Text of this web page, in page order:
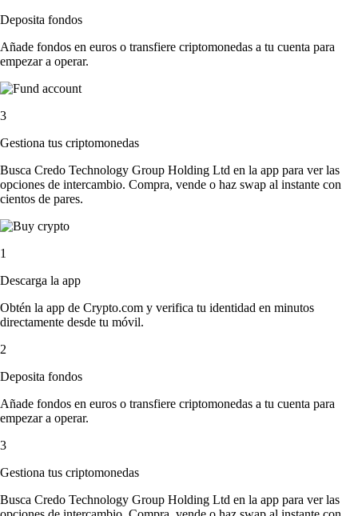
Deposita fondos
Añade fondos en euros o transfiere criptomonedas a tu cuenta para
empezar a operar.
3
Gestiona tus criptomonedas
Busca Credo Technology Group Holding Ltd en la app para ver las
opciones de intercambio. Compra, vende o haz swap al instante con
cientos de pares.
1
Descarga la app
Obtén la app de Crypto.com y verifica tu identidad en minutos
directamente desde tu móvil.
2
Deposita fondos
Añade fondos en euros o transfiere criptomonedas a tu cuenta para
empezar a operar.
3
Gestiona tus criptomonedas
Busca Credo Technology Group Holding Ltd en la app para ver las